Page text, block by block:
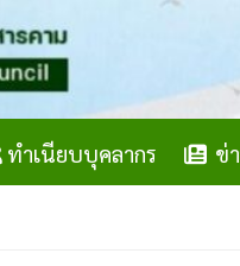
ทำเนียบบุคลากร ข่